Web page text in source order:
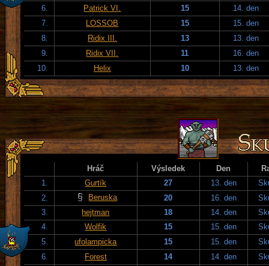
6.
Patrick VI. 15
14. den
7.
LOSSOB 15
15. den
8.
Ridix III. 13
13. den
9.
Ridix VII. 11
16. den
10.
Helix 10 13. den
Hráč Výsledek Den
1.
Gurtík 27 13. den
2.
Beruska 20 16. den
3.
hejtman 18 14. den
4.
Wolfik 15 15. den
5.
ufolampicka 15 15. den
6.
Forest 14 14. den